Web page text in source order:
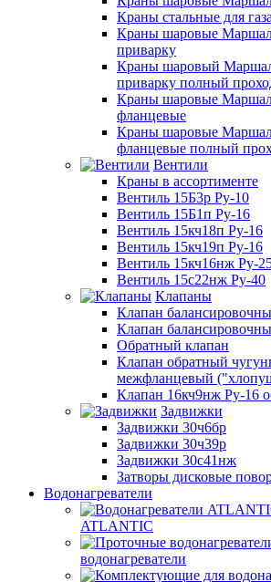
Краны стальные для
Краны шаровые
приварку
Краны шаровый
приварку полный
Краны шаровые
фланцевые
Краны шаровые
фланцевые полный
Вентили
Краны в ассортименте
Вентиль 15Б3р Ру-10
Вентиль 15Б1п Ру-16
Вентиль 15кч18п Ру-16
Вентиль 15кч19п Ру-16
Вентиль 15кч16нж Ру-
Вентиль 15с22нж Ру-40
Клапаны
Клапан
Клапан
Обратный клапан
Клапан обратный
межфланцевый
Клапан 16кч9нж Ру-16
Задвижки
Задвижки 30ч6бр
Задвижки 30ч39р
Задвижки 30с41нж
Затворы дисковые
Водонагреватели
ATLANTIC
водонагреватели